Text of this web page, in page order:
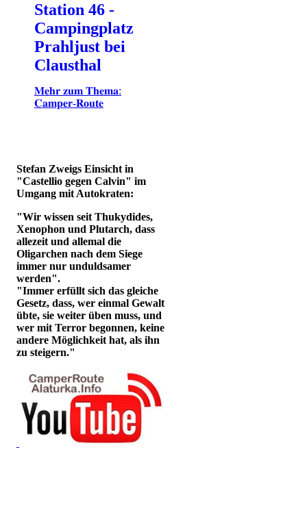
Station 46 -
Campingplatz
Prahljust bei
Clausthal
𝐌𝐞𝐡𝐫 𝐳𝐮𝐦 𝐓𝐡𝐞𝐦𝐚:
𝐂𝐚𝐦𝐩𝐞𝐫-𝐑𝐨𝐮𝐭𝐞
Stefan Zweigs Einsicht in
"Castellio gegen Calvin" im
Umgang mit Autokraten:
"Wir wissen seit Thukydides,
Xenophon und Plutarch, dass
allezeit und allemal die
Oligarchen nach dem Siege
immer nur unduldsamer
werden".
"Immer erfüllt sich das gleiche
Gesetz, dass, wer einmal Gewalt
übte, sie weiter üben muss, und
wer mit Terror begonnen, keine
andere Möglichkeit hat, als ihn
zu steigern."